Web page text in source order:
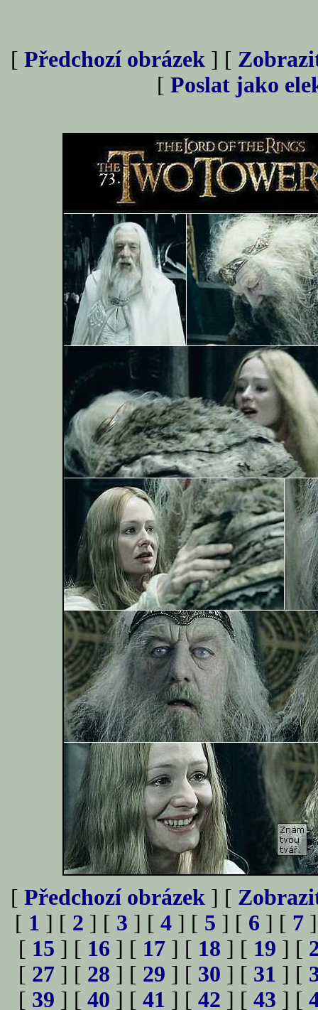
[ Předchozí obrázek ] [
[ Poslat jako
[ Předchozí obrázek ] [
[ 1 ] [ 2 ] [ 3 ] [ 4 ] [ 5 ] [ 6 ] [ 7
[ 15 ] [ 16 ] [ 17 ] [ 18 ] [ 19 ] [
[ 27 ] [ 28 ] [ 29 ] [ 30 ] [ 31 ] [
[ 39 ] [ 40 ] [ 41 ] [ 42 ] [ 43 ] [